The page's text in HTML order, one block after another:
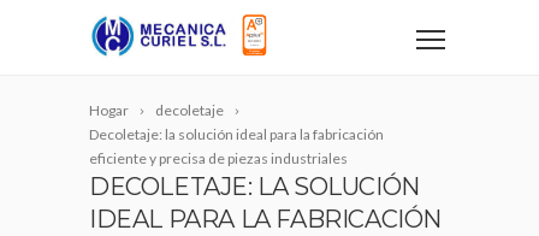
Hogar
decoletaje
Decoletaje: la solución ideal para la fabricación
eficiente y precisa de piezas industriales
DECOLETAJE: LA SOLUCIÓN
IDEAL PARA LA FABRICACIÓN